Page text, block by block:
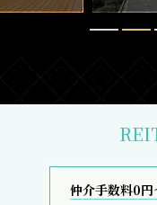
仲介手数料0円